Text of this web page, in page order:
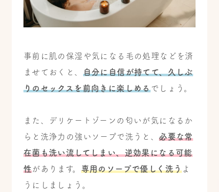
事前に肌の保湿や気になる毛の処理などを済
ませておくと、 自分に自信が持てて、久しぶ
りのセックスを前向きに楽しめるでしょう。
また、デリケートゾーンの匂いが気になるか
らと洗浄力の強いソープで洗うと、必要な常
在菌も洗い流してしまい、逆効果になる可能
性があります。 専用のソープで優しく洗う よ
うにしましょう。